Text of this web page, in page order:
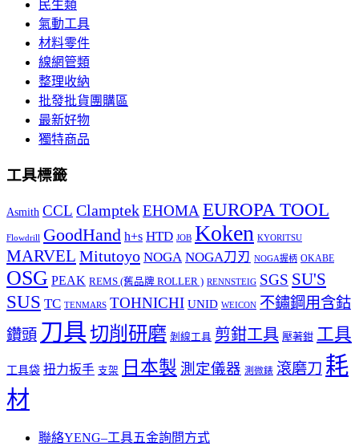
民生類
氣動工具
材料零件
線網管類
整理收納
批發批貨團購區
最新好物
獨特商品
工具標籤
Asmith CCL ClamptekEHOMAEUROPA TOOL
Flowdrill GoodHand h+s HTD JOB Koken KYORITSU
MARVEL Mitutoyo NOGA NOGA刀刃 NOGA握柄 OKABE
OSG PEAK REMS (舊品牌 ROLLER ) RENNSTEIG SGS SU'S
SUS TC TENMARS TOHNICHI UNID WEICON 不鏽鋼用含鈷
鑽頭 刀具切削研磨 剝線工具 剪鉗工具 壓著鉗 工具
工具袋 扭力扳手 支架 日本製 測定儀器 測微錶 滾磨刀 耗
材
聯絡YENG–工具五金詢問方式